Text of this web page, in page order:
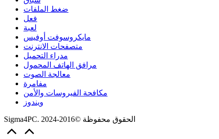
ضغط الملفات
فعل
لعبة
مايكروسوفت أوفيس
متصفحات الانترنت
مدراء التحميل
مرافق الهاتف المحمول
معالجة الصوت
مفامرة
مكافحة الفيروسات والأمن
ويندوز
Sigma4PC. الحقوق محفوظة ©2016-2024